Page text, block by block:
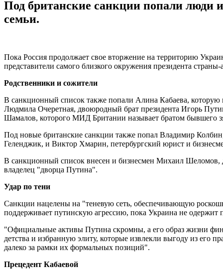
Под британские санкции попали люди
семьи.
Пока Россия продолжает свое вторжение на территорию
представители самого близкого окружения президента страны-
Родственники и сожители
В санкционный список также попали Алина Кабаева,
Людмила Очеретная, двоюродный брат президента Игорь
Шамалов, которого МИД Британии называет братом бывшего
Под новые британские санкции также попал Владимир
Геленджик, и Виктор Хмарин, петербургский юрист и
В санкционный список внесен и бизнесмен Михаил
владелец "дворца Путина".
Удар по тени
Санкции нацелены на "теневую сеть, обеспечивающую
поддерживает путинскую агрессию, пока Украина не одержит
"Официальные активы Путина скромны, а его образ жизни
детства и избранную элиту, которые извлекли выгоду из его
далеко за рамки их формальных позиций".
Прецедент Кабаевой